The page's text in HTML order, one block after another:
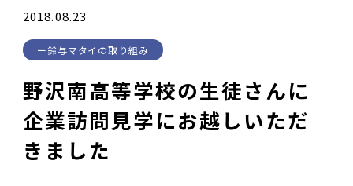
2018.08.23
鈴与マタイの取り組み
野沢南高等学校の生徒さんに
企業訪問見学にお越しいただ
きました